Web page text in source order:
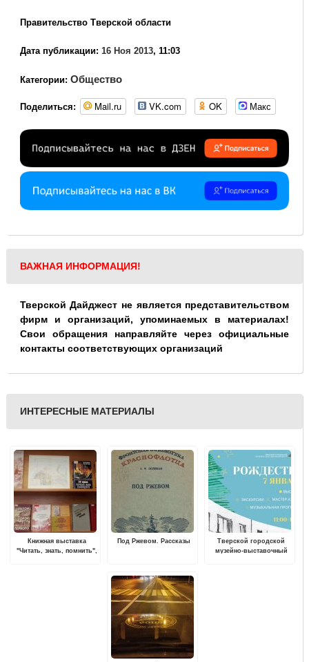
Правительство Тверской области
Дата публикации: 16 Ноя 2013, 11:03
Категории: Общество
Поделиться: Mail.ru VK.com OK Макс
ВАЖНАЯ ИНФОРМАЦИЯ!
Тверской Дайджест не является представительством
фирм и организаций, упоминаемых в материалах!
Свои обращения направляйте через официальные
контакты соответствующих организаций
ИНТЕРЕСНЫЕ МАТЕРИАЛЫ
Книжная выставка
"Читать, знать, помнить",
Под Ржевом. Рассказы
Тверской городской
музейно-выставочный